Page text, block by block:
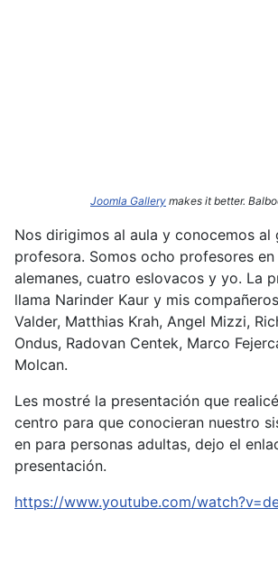
Joomla Gallery makes it better.
Nos dirigimos al aula y conocemos al
profesora. Somos ocho profesores
alemanes, cuatro eslovacos y yo. La
llama Narinder Kaur y mis
Valder, Matthias Krah, Angel Mizzi,
Ondus, Radovan Centek, Marco
Molcan.
Les mostré la presentación que
centro para que conocieran nuestro
en para personas adultas, dejo el
presentación.
https://www.youtube.com/